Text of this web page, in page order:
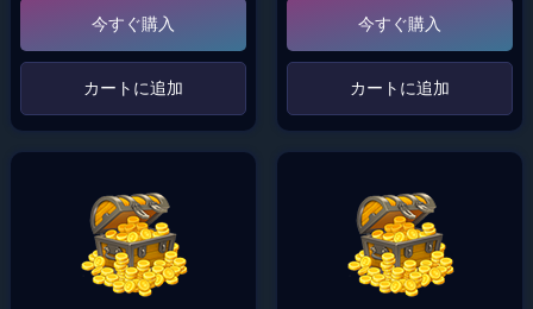
今すぐ購入
‌カートに追加‌
今すぐ購入
‌カートに追加‌